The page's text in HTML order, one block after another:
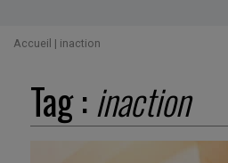
Accueil | inaction
Tag :inaction